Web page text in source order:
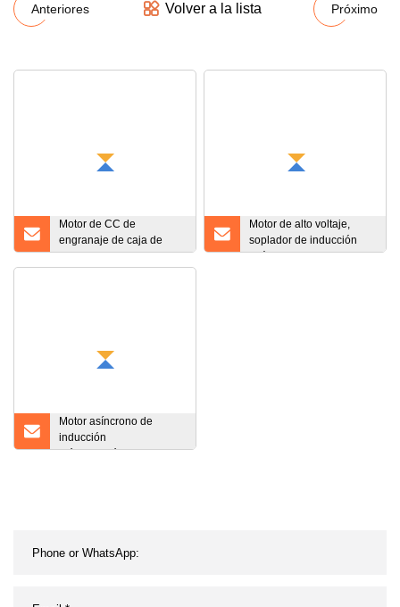
Anteriores Volver a la lista Próximo
Motor de CC de
engranaje de caja de
cambios planetaria de
Motor de alto voltaje,
soplador de inducción
trifásico, ventilador axial,
Motor asíncrono de
inducción
eléctrico/eléctrico